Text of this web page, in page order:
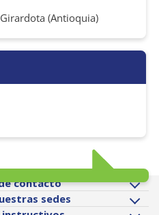
(Antioquia)
contacto
sedes